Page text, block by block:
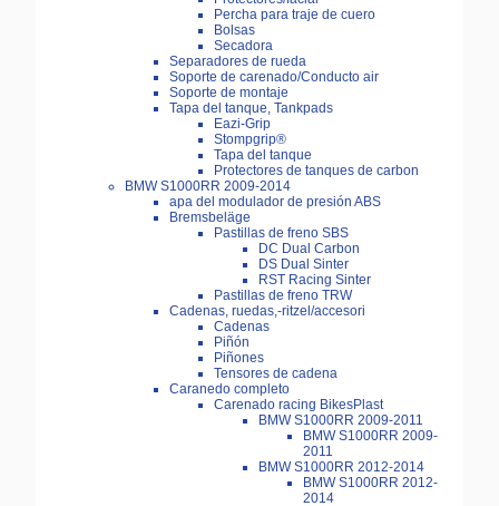
Percha para traje de cuero
Bolsas
Secadora
Separadores de rueda
Soporte de carenado/Conducto air
Soporte de montaje
Tapa del tanque, Tankpads
Eazi-Grip
Stompgrip®
Tapa del tanque
Protectores de tanques de carbon
BMW S1000RR 2009-2014
apa del modulador de presión ABS
Bremsbeläge
Pastillas de freno SBS
DC Dual Carbon
DS Dual Sinter
RST Racing Sinter
Pastillas de freno TRW
Cadenas, ruedas,-ritzel/accesori
Cadenas
Piñón
Piñones
Tensores de cadena
Caranedo completo
Carenado racing BikesPlast
BMW S1000RR 2009-2011
BMW S1000RR 2009-
2011
BMW S1000RR 2012-2014
BMW S1000RR 2012-
2014